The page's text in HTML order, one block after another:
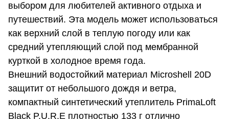
выбором для любителей активного отдыха и
путешествий. Эта модель может использоваться
как верхний слой в теплую погоду или как
средний утепляющий слой под мембранной
курткой в холодное время года.
Внешний водостойкий материал Microshell 20D
защитит от небольшого дождя и ветра,
компактный синтетический утеплитель PrimaLoft
Black P.U.R.E плотностью 133 г отлично